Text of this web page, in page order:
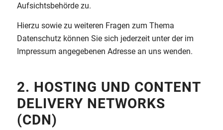
Aufsichtsbehörde zu.
Hierzu sowie zu weiteren Fragen zum Thema
Datenschutz können Sie sich jederzeit unter der im
Impressum angegebenen Adresse an uns wenden.
2. HOSTING UND CONTENT
DELIVERY NETWORKS
(CDN)